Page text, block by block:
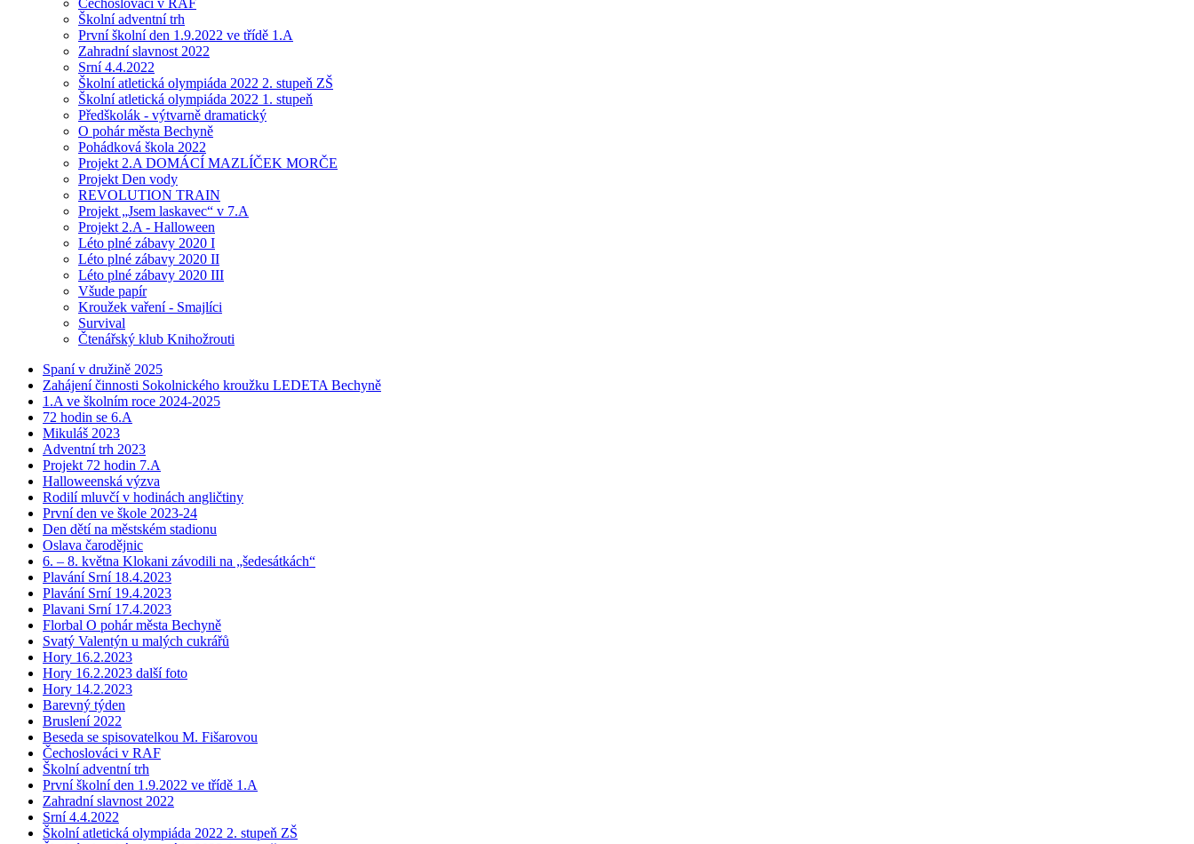
Školní adventní trh
První školní den 1.9.2022 ve třídě 1.A
Zahradní slavnost 2022
Srní 4.4.2022
Školní atletická olympiáda 2022 2. stupeň ZŠ
Školní atletická olympiáda 2022 1. stupeň
Předškolák - výtvarně dramatický
O pohár města Bechyně
Pohádková škola 2022
Projekt 2.A DOMÁCÍ MAZLÍČEK MORČE
Projekt Den vody
REVOLUTION TRAIN
Projekt „Jsem laskavec“ v 7.A
Projekt 2.A - Halloween
Léto plné zábavy 2020 I
Léto plné zábavy 2020 II
Léto plné zábavy 2020 III
Všude papír
Kroužek vaření - Smajlíci
Survival
Čtenářský klub Knihožrouti
Spaní v družině 2025
Zahájení činnosti Sokolnického kroužku LEDETA Bechyně
1.A ve školním roce 2024-2025
72 hodin se 6.A
Mikuláš 2023
Adventní trh 2023
Projekt 72 hodin 7.A
Halloweenská výzva
Rodilí mluvčí v hodinách angličtiny
První den ve škole 2023-24
Den dětí na městském stadionu
Oslava čarodějnic
6. – 8. května Klokani závodili na „šedesátkách“
Plavání Srní 18.4.2023
Plavání Srní 19.4.2023
Plavani Srní 17.4.2023
Florbal O pohár města Bechyně
Svatý Valentýn u malých cukrářů
Hory 16.2.2023
Hory 16.2.2023 další foto
Hory 14.2.2023
Barevný týden
Bruslení 2022
Beseda se spisovatelkou M. Fišarovou
Čechoslováci v RAF
Školní adventní trh
První školní den 1.9.2022 ve třídě 1.A
Zahradní slavnost 2022
Srní 4.4.2022
Školní atletická olympiáda 2022 2. stupeň ZŠ